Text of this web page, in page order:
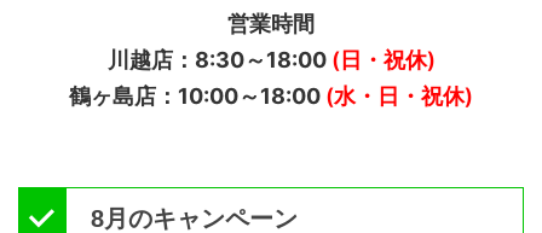
営業時間
川越店：8:30～18:00(日・祝休)
鶴ヶ島店：10:00～18:00 (水・日・祝休)
8月のキャンペーン